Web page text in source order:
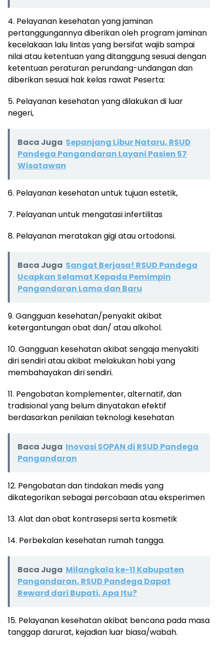
4. Pelayanan kesehatan yang jaminan
pertanggungannya diberikan oleh program jaminan
kecelakaan lalu lintas yang bersifat wajib sampai
nilai atau ketentuan yang ditanggung sesuai dengan
ketentuan peraturan perundang-undangan dan
diberikan sesuai hak kelas rawat Peserta:
5. Pelayanan kesehatan yang dilakukan di luar
negeri,
Baca Juga Sepanjang Libur Nataru, RSUD
Pandega Pangandaran Layani Pasien 57
Wisatawan
6. Pelayanan kesehatan untuk tujuan estetik,
7. Pelayanan untuk mengatasi infertilitas
8. Pelayanan meratakan gigi atau ortodonsi.
Baca Juga Sangat Berjasa! RSUD Pandega
Ucapkan Selamat Kepada Pemimpin
Pangandaran Lama dan Baru
9. Gangguan kesehatan/penyakit akibat
ketergantungan obat dan/ atau alkohol.
10. Gangguan kesehatan akibat sengaja menyakiti
diri sendiri atau akibat melakukan hobi yang
membahayakan diri sendiri.
11. Pengobatan komplementer, alternatif, dan
tradisional yang belum dinyatakan efektif
berdasarkan penilaian teknologi kesehatan
Baca Juga Inovasi SOPAN di RSUD Pandega
Pangandaran
12. Pengobatan dan tindakan medis yang
dikategorikan sebagai percobaan atau eksperimen
13. Alat dan obat kontrasepsi serta kosmetik
14. Perbekalan kesehatan rumah tangga.
Baca Juga Milangkala ke-11 Kabupaten
Pangandaran, RSUD Pandega Dapat
Reward dari Bupati, Apa Itu?
15. Pelayanan kesehatan akibat bencana pada masa
tanggap darurat, kejadian luar biasa/wabah.